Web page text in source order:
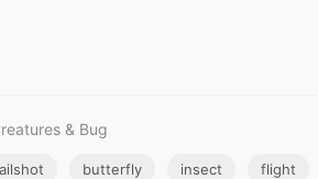
& Bug
butterfly insect flight